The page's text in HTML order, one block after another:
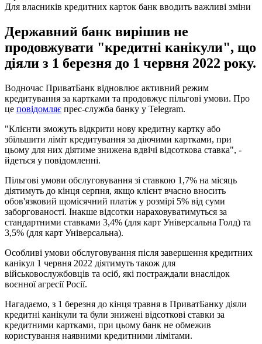
Для власників кредитних карток банк вводить важливі зміни
Державний банк вирішив не
продовжувати "кредитні канікули", що
діяли з 1 березня до 1 червня 2022 року.
Водночас ПриватБанк відновлює активний режим
кредитування за картками та продовжує пільгові умови. Про
це повідомляє прес-служба банку у Telegram.
"Клієнти зможуть відкрити нову кредитну картку або
збільшити ліміт кредитування за діючими картками, при
цьому для них діятиме знижена вдвічі відсоткова ставка", -
йдеться у повідомленні.
Пільгові умови обслуговування зі ставкою 1,7% на місяць
діятимуть до кінця серпня, якщо клієнт вчасно вносить
обов'язковий щомісячний платіж у розмірі 5% від суми
заборгованості. Інакше відсотки нараховуватимуться за
стандартними ставками 3,4% (для карт Універсальна Голд) та
3,5% (для карт Універсальна).
Особливі умови обслуговування після завершення кредитних
канікул 1 червня 2022 діятимуть також для
військовослужбовців та осіб, які постраждали внаслідок
воєнної агресії Росії.
Нагадаємо, з 1 березня до кінця травня в ПриватБанку діяли
кредитні канікули та були знижені відсоткові ставки за
кредитними картками, при цьому банк не обмежив
користування наявними кредитними лімітами.